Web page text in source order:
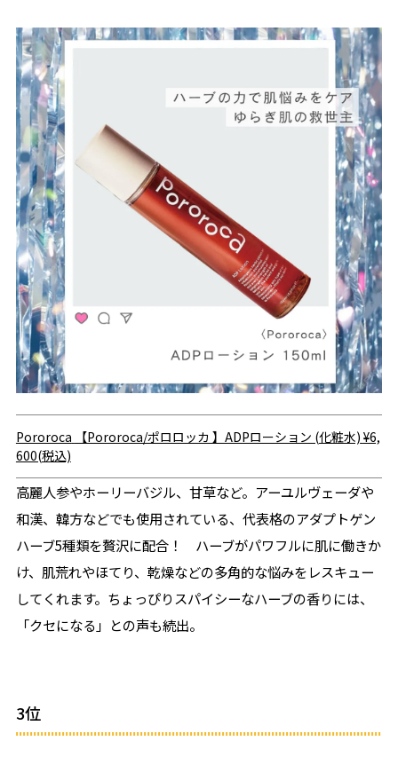
Pororoca 【Pororoca/ポロロッカ 】ADPローション (化粧水) ¥6,
600(税込)
高麗人参やホーリーバジル、甘草など。アーユルヴェーダや
和漢、韓方などでも使用されている、代表格のアダプトゲン
ハーブ5種類を贅沢に配合！ ハーブがパワフルに肌に働きか
け、肌荒れやほてり、乾燥などの多角的な悩みをレスキュー
してくれます。ちょっぴりスパイシーなハーブの香りには、
「クセになる」との声も続出。
3位